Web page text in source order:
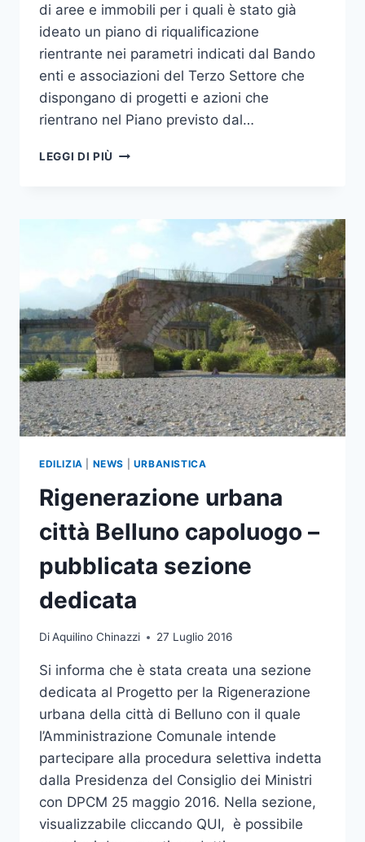
di aree e immobili per i quali è stato già
ideato un piano di riqualificazione
rientrante nei parametri indicati dal Bando
enti e associazioni del Terzo Settore che
dispongano di progetti e azioni che
rientrano nel Piano previsto dal…
LEGGI DI PIÙ MANIFESTAZIONE
LA
PARTECIPAZIONE
“PROGRAMMA
INNOVATIVO
NAZIONALE
PER
LA
QUALITÀ
DELL’ABITARE”
(PINQUA)
DEL
COMUNE
BELLUNO
EDILIZIA NEWS URBANISTICA
Rigenerazione urbana
città Belluno capoluogo –
pubblicata sezione
dedicata
DiAquilino Chinazzi 27 Luglio 2016
Si informa che è stata creata una sezione
dedicata al Progetto per la Rigenerazione
urbana della città di Belluno con il quale
l’Amministrazione Comunale intende
partecipare alla procedura selettiva indetta
dalla Presidenza del Consiglio dei Ministri
con DPCM 25 maggio 2016. Nella sezione,
visualizzabile cliccando QUI, è possibile